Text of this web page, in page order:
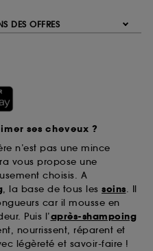
DES OFFRES
ses cheveux ?
n’est pas une mince
vous propose une
choisis. A
, la base de tous les soins. Il
car il mousse en
Puis l’après-shampoing
nourrissent, réparent et
légèreté et savoir-faire !